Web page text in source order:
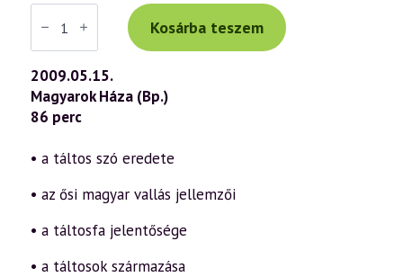
Váradi
Tibor
előadás
(521)
—
„Isten,
áldd
meg
a
39.
rész
mennyiség
Kosárba teszem
2009.05.15.
Magyarok Háza (Bp.)
86 perc
• a táltos szó eredete
• az ősi magyar vallás jellemzői
• a táltosfa jelentősége
• a táltosok származása